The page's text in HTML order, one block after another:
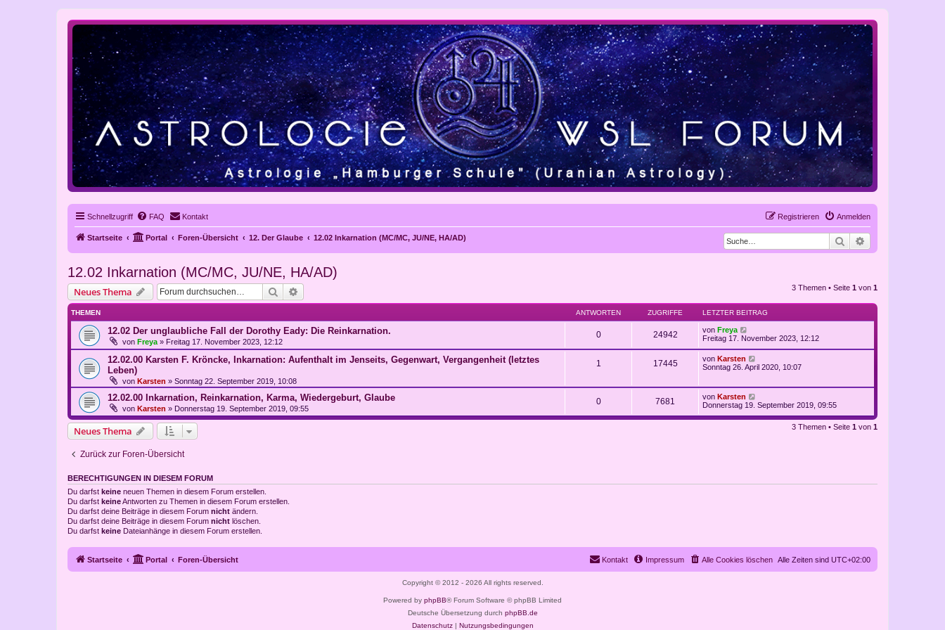
Schnellzugriff FAQ Kontakt Anmelden
Registrieren
Startseite Portal Foren-Übersicht 12. Der Glaube 12.02 Inkarnation (MC/MC, JU/NE, HA/AD) Suche
12.02 Inkarnation (MC/MC, JU/NE, HA/AD)
Neues Thema Suche 3 Themen • Seite 1 von 1
THEMEN ANTWORTEN ZUGRIFFE LETZTER BEITRAG
12.02 Der unglaubliche Fall der Dorothy Eady: Die Reinkarnation.
von Freya » Freitag 17. November 2023, 12:12
0 24942 von Freya
Freitag 17. November 2023, 12:12
12.02.00 Karsten F. Kröncke, Inkarnation: Aufenthalt im Jenseits, Gegenwart, Vergangenheit (letztes
Leben)
von Karsten » Sonntag 22. September 2019, 10:08
1 17445 von Karsten
Sonntag 26. April 2020, 10:07
12.02.00 Inkarnation, Reinkarnation, Karma, Wiedergeburt, Glaube
von Karsten » Donnerstag 19. September 2019, 09:55
0 7681 von Karsten
Donnerstag 19. September 2019, 09:55
Neues Thema 3 Themen • Seite 1 von 1
Zurück zur Foren-Übersicht
BERECHTIGUNGEN IN DIESEM FORUM
Du darfst keine neuen Themen in diesem Forum erstellen.
Du darfst keineAntworten zu Themen in diesem Forum erstellen.
Du darfst deine Beiträge in diesem Forum nicht ändern.
Du darfst deine Beiträge in diesem Forum nicht löschen.
Du darfst keine Dateianhänge in diesem Forum erstellen.
Startseite Portal Foren-Übersicht Alle Zeiten sind UTC+02:00
Alle Cookies löschen
Impressum
Kontakt
Copyright © 2012 - 2026 All rights reserved.
Powered by phpBB® Forum Software © phpBB Limited
Deutsche Übersetzung durch phpBB.de
Datenschutz| Nutzungsbedingungen